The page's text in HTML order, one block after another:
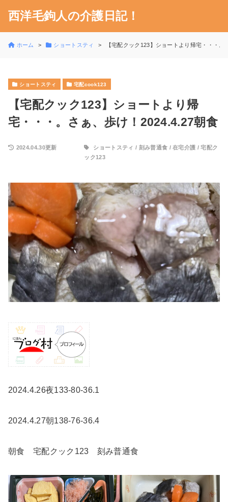
西洋毛鉤人の介護日記！
ホーム ショートスティ 【宅配クック123】ショートより帰宅・・・
ショートスティ 宅配cook123
【宅配クック123】ショートより帰
宅・・・。さぁ、歩け！2024.4.27朝食
2024.04.30更新 ショートスティ / 刻み普通食 /在宅介護 /宅配ク
ック123
2024.4.26夜133-80-36.1
2024.4.27朝138-76-36.4
朝食 宅配クック123 刻み普通食